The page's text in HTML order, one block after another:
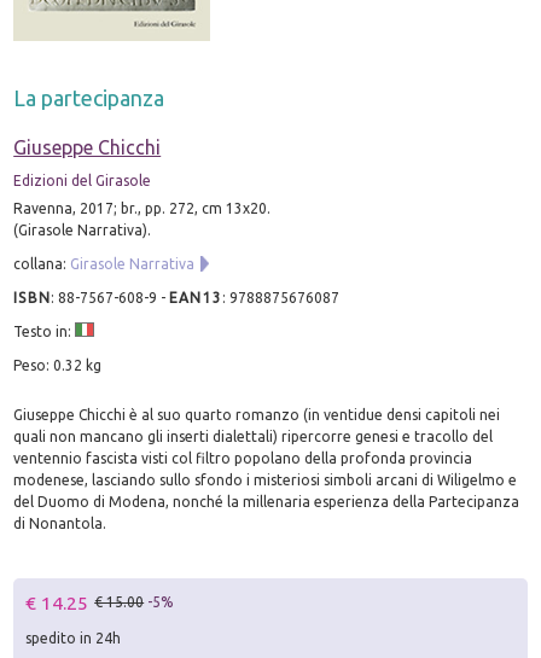
La partecipanza
Giuseppe Chicchi
Edizioni del Girasole
Ravenna, 2017; br., pp. 272, cm 13x20.
(Girasole Narrativa).
collana: Girasole Narrativa
ISBN:88-7567-608-9 - EAN13 :9788875676087
Testo in:
Peso: 0.32 kg
Giuseppe Chicchi è al suo quarto romanzo (in ventidue densi capitoli nei
quali non mancano gli inserti dialettali) ripercorre genesi e tracollo del
ventennio fascista visti col filtro popolano della profonda provincia
modenese, lasciando sullo sfondo i misteriosi simboli arcani di Wiligelmo e
del Duomo di Modena, nonché la millenaria esperienza della Partecipanza
di Nonantola.
€ 14.25 € 15.00 -5%
spedito in 24h